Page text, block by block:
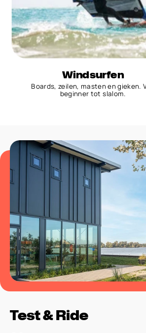
Windsurfen
Boards, zeilen, masten en gieken.
beginner tot slalom.
Test & Ride